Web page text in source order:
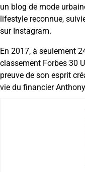
un blog de mode
lifestyle reconnue,
sur Instagram.
En 2017, à seulement
classement Forbes 30
preuve de son esprit
vie du financier